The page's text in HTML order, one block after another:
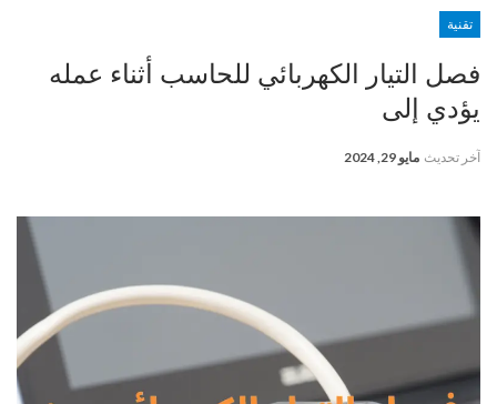
تقنية
فصل التيار الكهربائي للحاسب أثناء عمله
يؤدي إلى
آخر تحديث مايو 29, 2024